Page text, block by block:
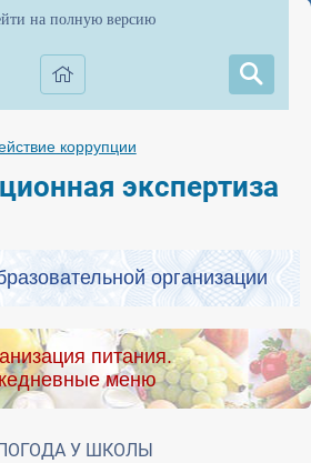
на полную версию
коррупции
экспертиза
организации
питания.
меню
ПОГОДА У ШКОЛЫ